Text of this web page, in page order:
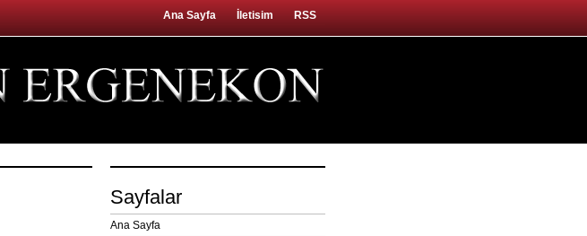
Ana Sayfa İletisim RSS
Sayfalar
Ana Sayfa